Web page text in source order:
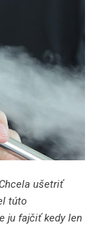
ušetriť
túto
ju fajčiť kedy len